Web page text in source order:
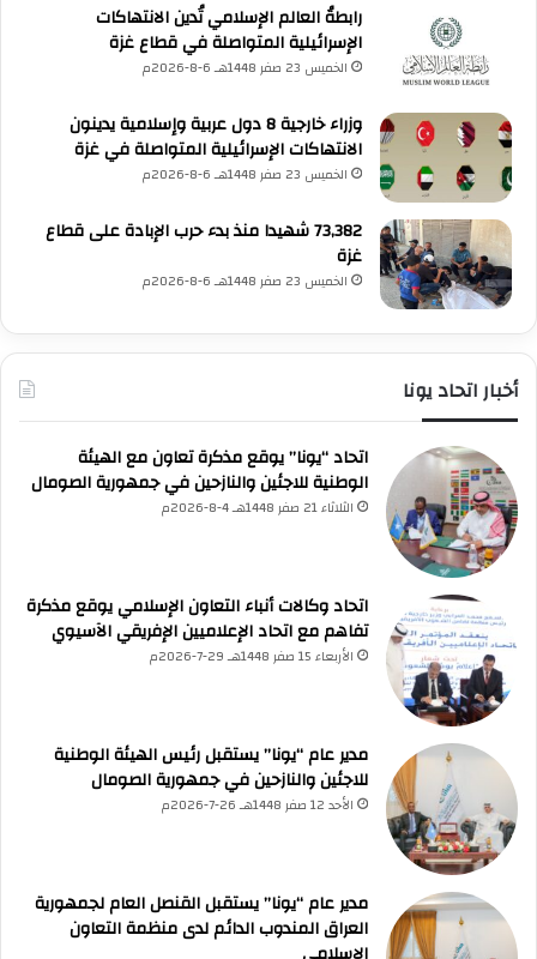
رابطةُ العالم الإسلامي تُدين الانتهاكات
الإسرائيلية المتواصلة في قطاع غزة
الخميس 23 صفر 1448هـ 6-8-2026م
وزراء خارجية 8 دول عربية وإسلامية يدينون
الانتهاكات الإسرائيلية المتواصلة في غزة
الخميس 23 صفر 1448هـ 6-8-2026م
73,382 شهيدا منذ بدء حرب الإبادة على قطاع
غزة
الخميس 23 صفر 1448هـ 6-8-2026م
أخبار اتحاد يونا
اتحاد “يونا” يوقع مذكرة تعاون مع الهيئة
الوطنية للاجئين والنازحين في جمهورية الصومال
الثلاثاء 21 صفر 1448هـ 4-8-2026م
اتحاد وكالات أنباء التعاون الإسلامي يوقع مذكرة
تفاهم مع اتحاد الإعلاميين الإفريقي الآسيوي
الأربعاء 15 صفر 1448هـ 29-7-2026م
مدير عام “يونا” يستقبل رئيس الهيئة الوطنية
للاجئين والنازحين في جمهورية الصومال
الأحد 12 صفر 1448هـ 26-7-2026م
مدير عام “يونا” يستقبل القنصل العام لجمهورية
العراق المندوب الدائم لدى منظمة التعاون
اختر نوع المساعدة:
اطرح أي سؤال تريده
أسئلة من منصة (UNA)
الأسئلة الشائعة
تصفح الأسئلة المتكررة